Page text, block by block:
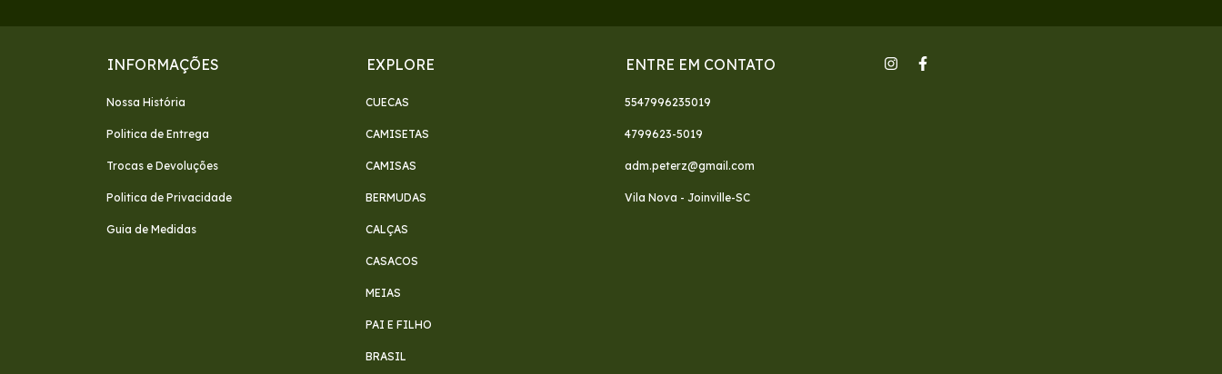
INFORMAÇÕES
Nossa História
Politica de Entrega
Trocas e Devoluções
Politica de Privacidade
Guia de Medidas
EXPLORE
CUECAS
CAMISETAS
CAMISAS
BERMUDAS
CALÇAS
CASACOS
MEIAS
PAI E FILHO
BRASIL
ENTRE EM CONTATO
5547996235019
4799623-5019
adm.peterz@gmail.com
Vila Nova - Joinville-SC